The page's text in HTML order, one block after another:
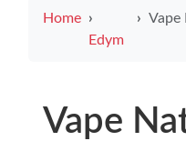
Home
Edym
Vape
Vape